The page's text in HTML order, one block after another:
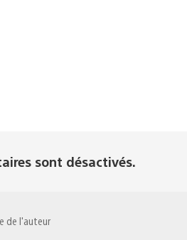
sont désactivés.
de l'auteur